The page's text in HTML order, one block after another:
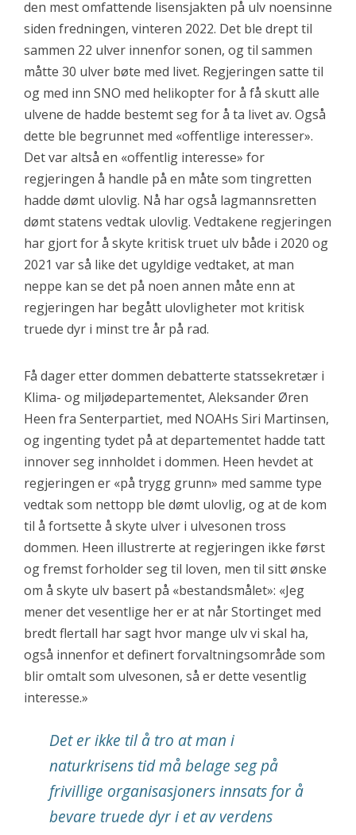
den mest omfattende lisensjakten på ulv noensinne
siden fredningen, vinteren 2022. Det ble drept til
sammen 22 ulver innenfor sonen, og til sammen
måtte 30 ulver bøte med livet. Regjeringen satte til
og med inn SNO med helikopter for å få skutt alle
ulvene de hadde bestemt seg for å ta livet av. Også
dette ble begrunnet med «offentlige interesser».
Det var altså en «offentlig interesse» for
regjeringen å handle på en måte som tingretten
hadde dømt ulovlig. Nå har også lagmannsretten
dømt statens vedtak ulovlig. Vedtakene regjeringen
har gjort for å skyte kritisk truet ulv både i 2020 og
2021 var så like det ugyldige vedtaket, at man
neppe kan se det på noen annen måte enn at
regjeringen har begått ulovligheter mot kritisk
truede dyr i minst tre år på rad.
Få dager etter dommen debatterte statssekretær i
Klima- og miljødepartementet, Aleksander Øren
Heen fra Senterpartiet, med NOAHs Siri Martinsen,
og ingenting tydet på at departementet hadde tatt
innover seg innholdet i dommen. Heen hevdet at
regjeringen er «på trygg grunn» med samme type
vedtak som nettopp ble dømt ulovlig, og at de kom
til å fortsette å skyte ulver i ulvesonen tross
dommen. Heen illustrerte at regjeringen ikke først
og fremst forholder seg til loven, men til sitt ønske
om å skyte ulv basert på «bestandsmålet»: «Jeg
mener det vesentlige her er at når Stortinget med
bredt flertall har sagt hvor mange ulv vi skal ha,
også innenfor et definert forvaltningsområde som
blir omtalt som ulvesonen, så er dette vesentlig
interesse.»
Det er ikke til å tro at man i
naturkrisens tid må belage seg på
frivillige organisasjoners innsats for å
bevare truede dyr i et av verdens